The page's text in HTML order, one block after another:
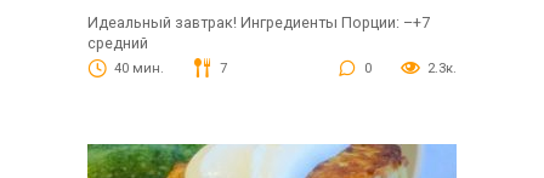
Идеальный завтрак! Ингредиенты Порции: –+7
средний
40 мин. 7 0 2.3к.